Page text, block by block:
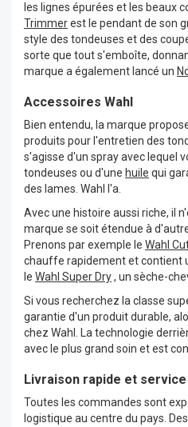
les lignes épurées et les beaux
Trimmerest le pendant de son
style des tondeuses et des
sorte que tout s'emboîte,
marque a également lancé un
Accessoires Wahl
Bien entendu, la marque
produits pour l'entretien des
s'agisse d'un spray avec lequel
tondeuses ou d'une huile qui
des lames. Wahl l'a.
Avec une histoire aussi riche, il
marque se soit étendue à
Prenons par exemple le Wahl
chauffe rapidement et contient
le Wahl Super Dry, un sèche-
Si vous recherchez la classe
garantie d'un produit durable,
chez Wahl. La technologie
avec le plus grand soin et est
Livraison rapide et
Toutes les commandes sont
logistique au centre du pays.